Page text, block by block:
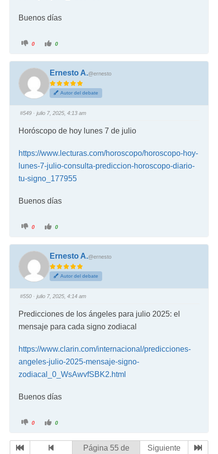
Buenos días
0 0
Ernesto A.@ernesto
Autor del debate
#549 · julio 7, 2025, 4:13 am
Horóscopo de hoy lunes 7 de julio
https://www.lecturas.com/horoscopo/horoscopo-hoy-
lunes-7-julio-consulta-prediccion-horoscopo-diario-
tu-signo_177955
Buenos días
0 0
Ernesto A.@ernesto
Autor del debate
#550 · julio 7, 2025, 4:14 am
Predicciones de los ángeles para julio 2025: el
mensaje para cada signo zodiacal
https://www.clarin.com/internacional/predicciones-
angeles-julio-2025-mensaje-signo-
zodiacal_0_WsAwvfSBK2.html
Buenos días
0 0
Página 55 de
Siguiente